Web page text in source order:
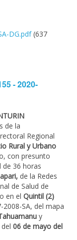
DG.pdf(637
- 2020-
de la
Regional
Rural y Urbano
con presunto
de 36 horas
de la Redes
de Salud de
en el Quintil (2)
2008-SA, del mapa
y
06 de mayo del